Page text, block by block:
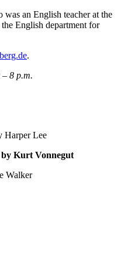
an English teacher at the
English department for
.
8 p.m.
Harper Lee
by Kurt Vonnegut
Walker